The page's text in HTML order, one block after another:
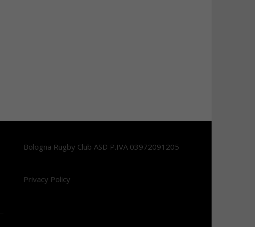
Bologna Rugby Club ASD P.IVA 03972091205
Privacy Policy